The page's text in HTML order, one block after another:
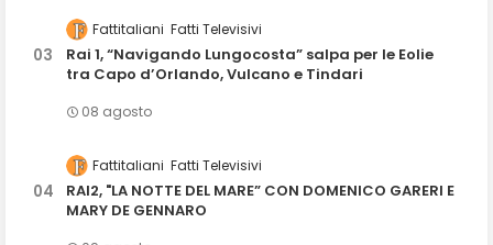
Fattitaliani Fatti Televisivi
Rai 1, “Navigando Lungocosta” salpa per le Eolie
tra Capo d’Orlando, Vulcano e Tindari
08 agosto
Fattitaliani Fatti Televisivi
RAI2, "LA NOTTE DEL MARE” CON DOMENICO GARERI E
MARY DE GENNARO